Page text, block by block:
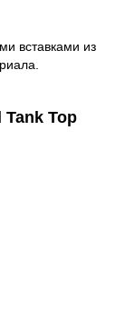
вставками из
Tank Top